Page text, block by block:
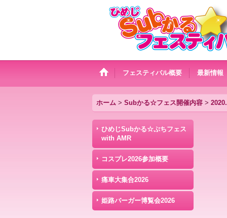
フェスティバル概要 最新情報
ホーム > Subかる☆フェス開催内容 >
ひめじSubかる☆ぷちフェス
with AMR
コスプレ2026参加概要
痛車大集合2026
姫路バーガー博覧会2026